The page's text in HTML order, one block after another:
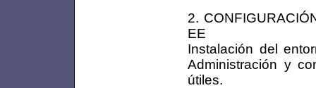
2.
EE
Instalación del
Administración y
útiles.